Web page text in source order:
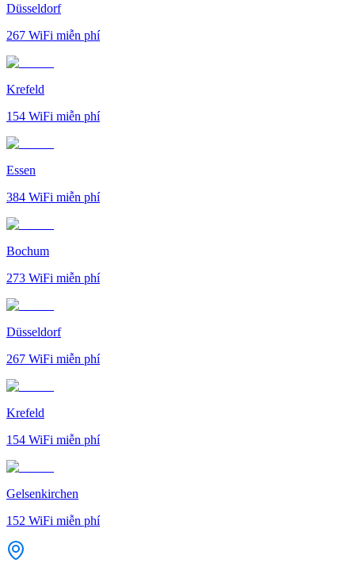
Düsseldorf
267 WiFi miễn phí
Krefeld
154 WiFi miễn phí
Essen
384 WiFi miễn phí
Bochum
273 WiFi miễn phí
Düsseldorf
267 WiFi miễn phí
Krefeld
154 WiFi miễn phí
Gelsenkirchen
152 WiFi miễn phí